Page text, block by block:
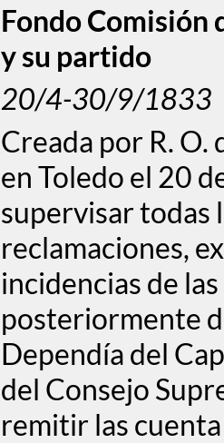
Fondo Comisión
y su partido
20/4-30/9/1833
Creada por R. O.
en Toledo el 20
supervisar todas
reclamaciones,
incidencias de
posteriormente
Dependía del
del Consejo
remitir las